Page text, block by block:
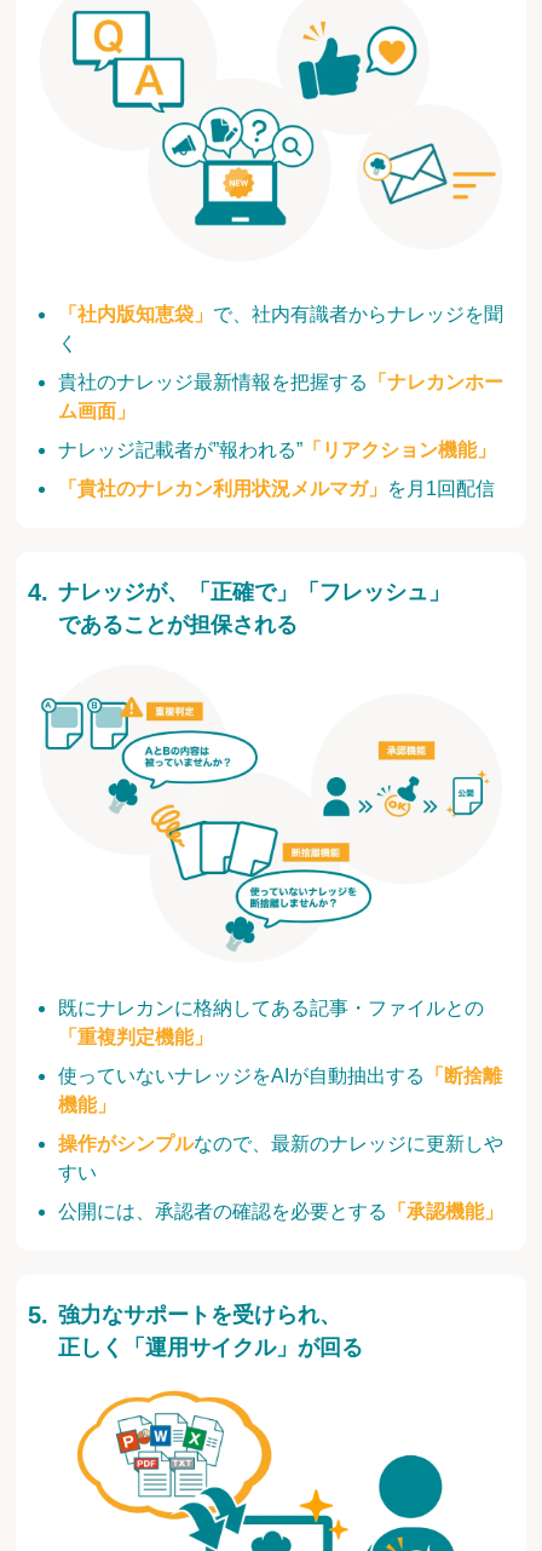
「社内版知恵袋」 で、社内有識者からナレッジを聞
く
貴社のナレッジ最新情報を把握する
「ナレカンホー
ム画面」
ナレッジ記載者が”報われる” 「リアクション機能」
「貴社のナレカン利用状況メルマガ」 を月1回配信
既にナレカンに格納してある記事・ファイルとの
「重複判定機能」
使っていないナレッジをAIが自動抽出する
「断捨離
機能」
操作がシンプルなので、最新のナレッジに更新しや
すい
公開には、承認者の確認を必要とする
「承認機能」
ナレッジが、「正確で」「フレッシュ」
であることが担保される
強力なサポートを受けられ、
正しく「運用サイクル」が回る